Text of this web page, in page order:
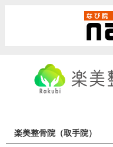
楽美整骨院（取手院）